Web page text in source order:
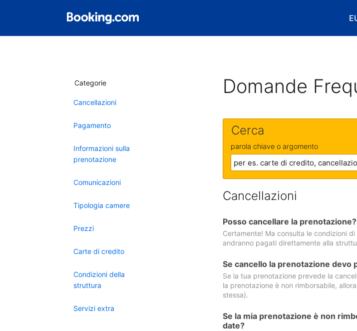
Categorie
Cancellazioni
Pagamento
Informazioni sulla
prenotazione
Comunicazioni
Tipologia camere
Prezzi
Carte di credito
Condizioni della
struttura
Servizi extra
Domande
Cerca
parola chiave o argomento
Cancellazioni
Posso cancellare la prenotazione?
Certamente! Ma consulta le condizioni
andranno pagati direttamente alla
Se cancello la prenotazione devo
Se la tua prenotazione prevede la
la prenotazione è non rimborsabile,
stessa).
Se la mia prenotazione è non
date?